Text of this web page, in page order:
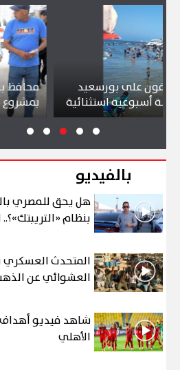
بورسعيد
استثنائية
محافظ بورسعيد
بمشروع سوق
بالفيديو
هل يحق للمصري
بنظام
المتحدث العسكري
العشوائي عن
الأهلي